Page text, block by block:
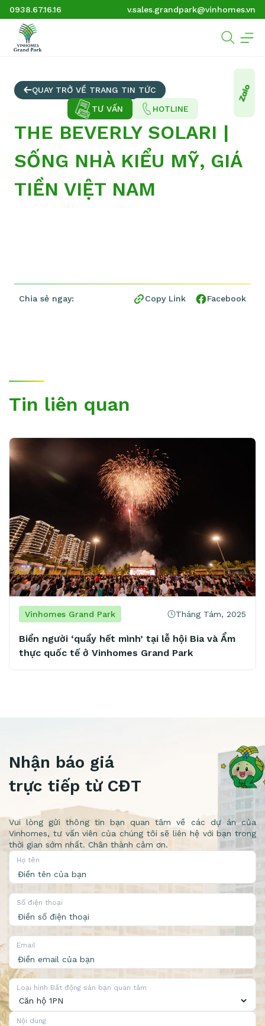
0938.67.16.16 v.sales.grandpark@vinhomes.vn
QUAY TRỞ VỀ TRANG TIN TỨC
THE BEVERLY SOLARI |
SỐNG NHÀ KIỂU MỸ, GIÁ
TIỀN VIỆT NAM
Chia sẻ ngay: Copy Link Facebook
Tin liên quan
Vinhomes Grand Park Tháng Tám, 2025
Biển người ‘quẩy hết mình’ tại lễ hội Bia và Ẩm
thực quốc tế ở Vinhomes Grand Park
Nhận báo giá
trực tiếp từ CĐT
Vui lòng gửi thông tin bạn quan tâm về các dự án của
Vinhomes, tư vấn viên của chúng tôi sẽ liên hệ với bạn trong
thời gian sớm nhất. Chân thành cảm ơn.
Họ tên
Số điện thoại
Email
Loại hình Bất động sản bạn quan tâm
Nội dung
TƯ VẤN HOTLINE